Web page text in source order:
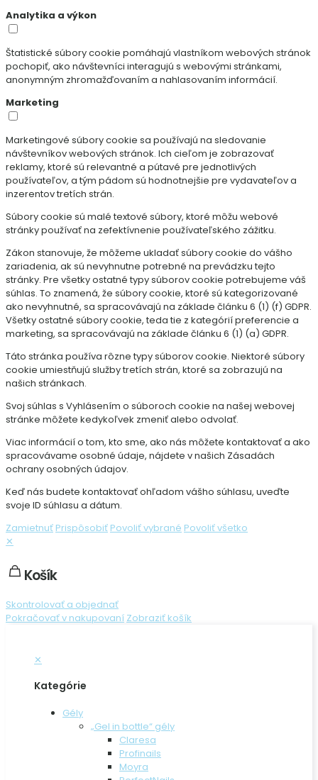
Analytika a výkon
Štatistické súbory cookie pomáhajú vlastníkom webových stránok
pochopiť, ako návštevníci interagujú s webovými stránkami,
anonymným zhromažďovaním a nahlasovaním informácií.
Marketing
Marketingové súbory cookie sa používajú na sledovanie
návštevníkov webových stránok. Ich cieľom je zobrazovať
reklamy, ktoré sú relevantné a pútavé pre jednotlivých
používateľov, a tým pádom sú hodnotnejšie pre vydavateľov a
inzerentov tretích strán.
Súbory cookie sú malé textové súbory, ktoré môžu webové
stránky používať na zefektívnenie používateľského zážitku.
Zákon stanovuje, že môžeme ukladať súbory cookie do vášho
zariadenia, ak sú nevyhnutne potrebné na prevádzku tejto
stránky. Pre všetky ostatné typy súborov cookie potrebujeme váš
súhlas. To znamená, že súbory cookie, ktoré sú kategorizované
ako nevyhnutné, sa spracovávajú na základe článku 6 (1) (f) GDPR.
Všetky ostatné súbory cookie, teda tie z kategórií preferencie a
marketing, sa spracovávajú na základe článku 6 (1) (a) GDPR.
Táto stránka používa rôzne typy súborov cookie. Niektoré súbory
cookie umiestňujú služby tretích strán, ktoré sa zobrazujú na
našich stránkach.
Svoj súhlas s Vyhlásením o súboroch cookie na našej webovej
stránke môžete kedykoľvek zmeniť alebo odvolať.
Viac informácií o tom, kto sme, ako nás môžete kontaktovať a ako
spracovávame osobné údaje, nájdete v našich Zásadách
ochrany osobných údajov.
Keď nás budete kontaktovať ohľadom vášho súhlasu, uveďte
svoje ID súhlasu a dátum.
Zamietnuť Prispôsobiť Povoliť vybrané Povoliť všetko
✕
Košík
Skontrolovať a objednať
Pokračovať v nakupovaní Zobraziť košík
✕
Kategórie
Gély
„Gel in bottle“ gély
Claresa
Profinails
Moyra